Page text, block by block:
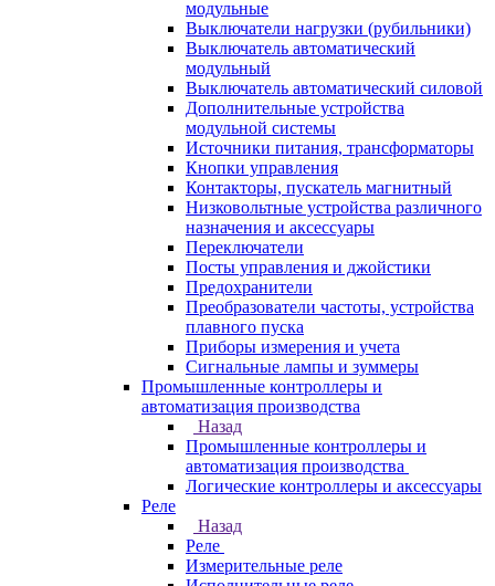
модульные
Выключатели нагрузки (рубильники)
Выключатель автоматический
модульный
Выключатель автоматический силовой
Дополнительные устройства
модульной системы
Источники питания, трансформаторы
Кнопки управления
Контакторы, пускатель магнитный
Низковольтные устройства различного
назначения и аксессуары
Переключатели
Посты управления и джойстики
Предохранители
Преобразователи частоты, устройства
плавного пуска
Приборы измерения и учета
Сигнальные лампы и зуммеры
Промышленные контроллеры и
автоматизация производства
Назад
Промышленные контроллеры и
автоматизация производства
Логические контроллеры и аксессуары
Реле
Назад
Реле
Измерительные реле